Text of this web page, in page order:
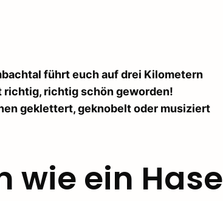
führt euch auf drei Kilometern
richtig, richtig schön geworden!
geklettert, geknobelt oder musiziert
wie ein Hase